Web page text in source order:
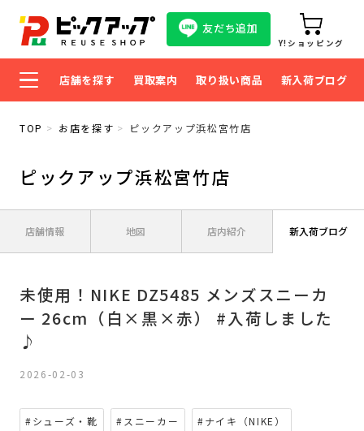
友だち追加
Y!ショッピング
店舗を探す 買取案内 取り扱い商品 新入荷ブログ
TOP お店を探す ピックアップ浜松宮竹店
ピックアップ浜松宮竹店
店舗情報 地図 店内紹介 新入荷ブログ
未使用！NIKE DZ5485 メンズスニーカ
ー 26cm（白×黒×赤） #入荷しました
♪
2026-02-03
#シューズ・靴 #スニーカー #ナイキ（NIKE）